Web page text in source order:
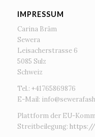
IMPRESSUM
Carina Bräm
Sewera
Leisacherstrasse 6
5085 Sulz
Schweiz
Tel.: +41765869876
E-Mail:
Plattform der EU-
Streitbeilegung: https://